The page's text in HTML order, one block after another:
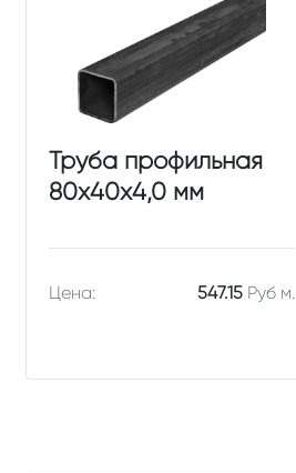
Труба профильная
80х40х4,0 мм
Цена: 547.15Руб м.